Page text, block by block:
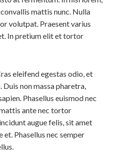
mattis nunc. Nulla
volutpat. Praesent varius
In pretium elit et tortor
eleifend egestas odio, et
non massa pharetra,
Phasellus euismod nec
ante nec tortor
augue felis, sit amet
Phasellus nec semper